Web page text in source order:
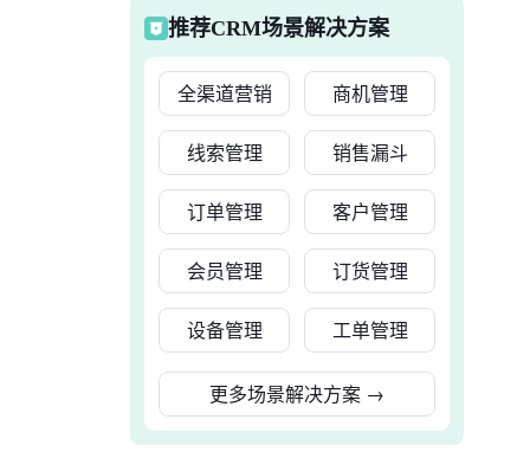
推荐CRM场景解决方案
全渠道营销 商机管理
线索管理 销售漏斗
订单管理 客户管理
会员管理 订货管理
设备管理 工单管理
更多场景解决方案 →